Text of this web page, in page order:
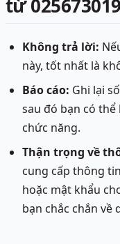
từ
Không trả lời:
này, tốt nhất là
Báo cáo: Ghi lại
sau đó bạn có thể
chức năng.
Thận trọng về
cung cấp thông
hoặc mật khẩu
bạn chắc chắn về